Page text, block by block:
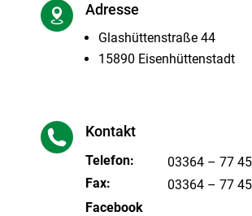
Adresse
Glashüttenstraße 44
15890 Eisenhüttenstadt
Kontakt
Telefon:
03364 – 77
Fax:
03364 – 77
Facebook